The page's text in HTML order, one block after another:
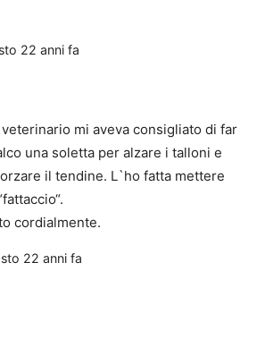
22 anni fa
mi aveva consigliato di far
una soletta per alzare i talloni e
il tendine. L`ho fatta mettere
cordialmente.
22 anni fa